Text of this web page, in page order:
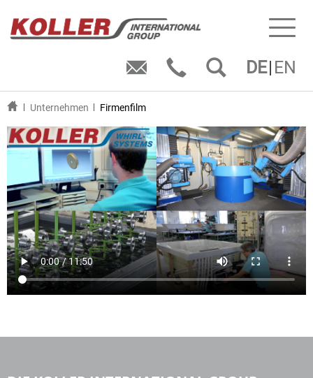
DE EN
Unternehmen Firmenfilm